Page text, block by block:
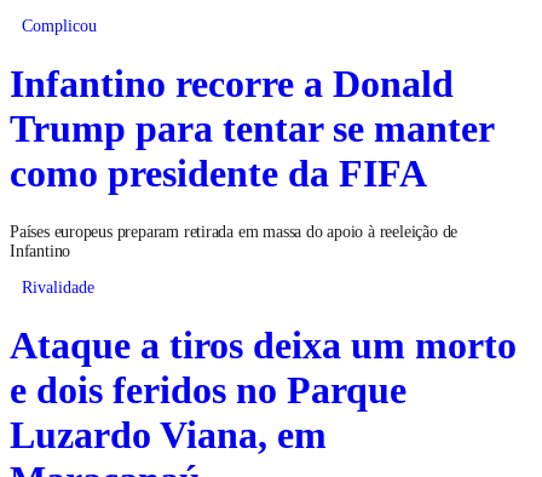
Complicou
Infantino recorre a Donald
Trump para tentar se manter
como presidente da FIFA
Países europeus preparam retirada em massa do apoio à reeleição de
Infantino
Rivalidade
Ataque a tiros deixa um morto
e dois feridos no Parque
Luzardo Viana, em